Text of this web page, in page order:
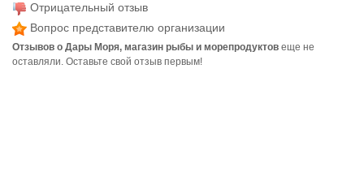
Отрицательный отзыв
Вопрос представителю организации
Отзывов о Дары Моря, магазин рыбы и морепродуктов еще не
оставляли. Оставьте свой отзыв первым!